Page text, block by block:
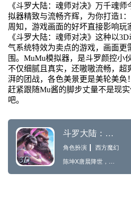
《斗罗大陆：魂师对决》万千魂
拟器精致与流畅齐辉，为你打造1
周知，游戏画面的好坏直接影响玩
《斗罗大陆：魂师对决》这种以
气系统特效为卖点的游戏，画面更
围。MuMu模拟器，是斗罗颜控小
不仅细腻且真实，还嗷嗷流畅，超
湃的团战，各色美景更是美轮美奂
赶紧跟随Mu酱的脚步丈量不是现
吧。